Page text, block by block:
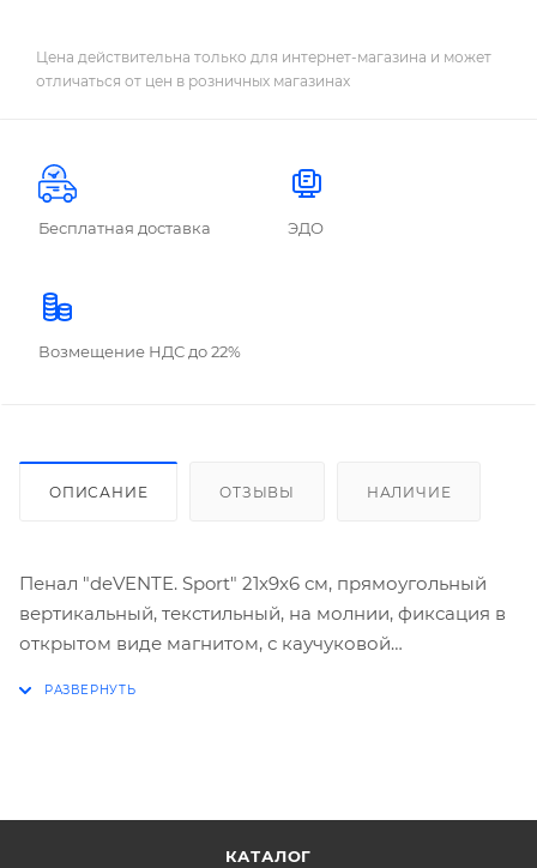
Цена действительна только для интернет-магазина и может
отличаться от цен в розничных магазинах
Бесплатная доставка ЭДО
Возмещение НДС до 22%
ОПИСАНИЕ ОТЗЫВЫ НАЛИЧИЕ
Пенал "deVENTE. Sport" 21x9x6 см, прямоугольный
вертикальный, текстильный, на молнии, фиксация в
открытом виде магнитом, с каучуковой
КАТАЛОГ